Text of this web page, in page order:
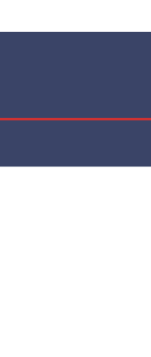
zum
MENU